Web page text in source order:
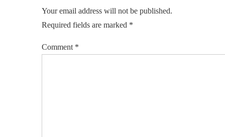
Your email address will not be published.
Required fields are marked *
Comment *